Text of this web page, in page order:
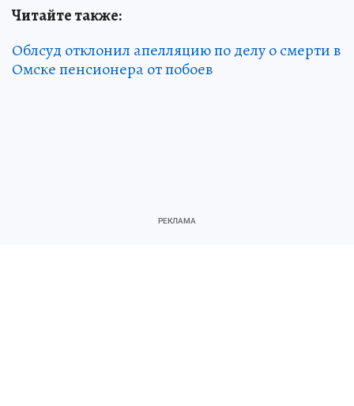
Читайте также:
Облсуд отклонил апелляцию по делу о смерти в
Омске пенсионера от побоев